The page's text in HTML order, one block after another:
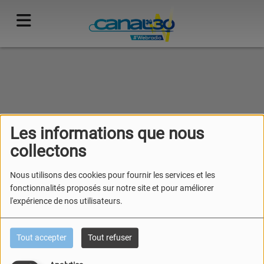
Les informations que nous
collectons
Nous utilisons des cookies pour fournir les services et les
fonctionnalités proposés sur notre site et pour améliorer
l'expérience de nos utilisateurs.
Tout accepter Tout refuser